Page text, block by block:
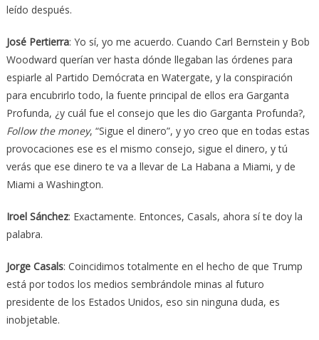
leído después.
José Pertierra: Yo sí, yo me acuerdo. Cuando Carl Bernstein y Bob
Woodward querían ver hasta dónde llegaban las órdenes para
espiarle al Partido Demócrata en Watergate, y la conspiración
para encubrirlo todo, la fuente principal de ellos era Garganta
Profunda, ¿y cuál fue el consejo que les dio Garganta Profunda?,
Follow the money, “Sigue el dinero”, y yo creo que en todas estas
provocaciones ese es el mismo consejo, sigue el dinero, y tú
verás que ese dinero te va a llevar de La Habana a Miami, y de
Miami a Washington.
Iroel Sánchez: Exactamente. Entonces, Casals, ahora sí te doy la
palabra.
Jorge Casals: Coincidimos totalmente en el hecho de que Trump
está por todos los medios sembrándole minas al futuro
presidente de los Estados Unidos, eso sin ninguna duda, es
inobjetable.